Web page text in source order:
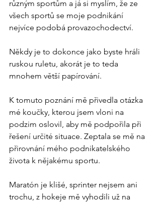
různým sportům a já si myslím, že ze
všech sportů se moje podnikání
nejvíce podobá provazochodectví.
Někdy je to dokonce jako byste hráli
ruskou ruletu, akorát je to teda
mnohem větší papírování.
K tomuto poznání mě přivedla otázka
mé koučky, kterou jsem vloni na
podzim oslovil, aby mě podpořila při
řešení určité situace. Zeptala se mě na
přirovnání mého podnikatelského
života k nějakému sportu.
Maratón je klišé, sprinter nejsem ani
trochu, z hokeje mě vyhodili už na